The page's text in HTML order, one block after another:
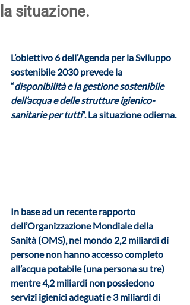
la situazione.
L’obiettivo 6 dell’Agenda per la Sviluppo
sostenibile 2030 prevede la
“disponibilità e la gestione sostenibile
dell’acqua e delle strutture igienico-
sanitarie per tutti”. La situazione odierna.
In base ad un recente rapporto
dell’Organizzazione Mondiale della
Sanità (OMS), nel mondo 2,2 miliardi di
persone non hanno accesso completo
all’acqua potabile (una persona su tre)
mentre 4,2 miliardi non possiedono
servizi igienici adeguati e 3 miliardi di